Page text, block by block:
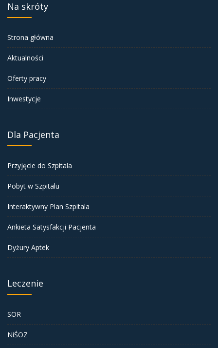
Na skróty
Strona główna
Aktualności
Oferty pracy
Inwestycje
Dla Pacjenta
Przyjęcie do Szpitala
Pobyt w Szpitalu
Interaktywny Plan Szpitala
Ankieta Satysfakcji Pacjenta
Dyżury Aptek
Leczenie
SOR
NiŚOZ